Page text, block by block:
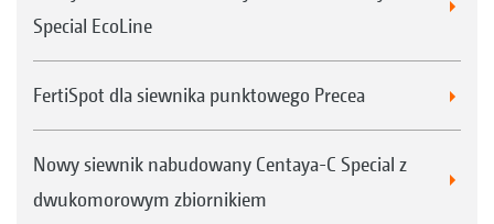
Special EcoLine
FertiSpot dla siewnika punktowego Precea
Nowy siewnik nabudowany Centaya-C Special z
dwukomorowym zbiornikiem